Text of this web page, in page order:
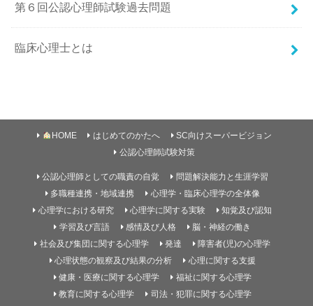
第６回公認心理師試験過去問題
臨床心理士とは
HOME はじめてのかたへ
SC向けスーパービジョン
公認心理師試験対策
公認心理師としての職責の自覚
問題解決能力と生涯学習
多職種連携・地域連携
心理学・臨床心理学の全体像
心理学における研究
心理学に関する実験
知覚及び認知
学習及び言語
感情及び人格
脳・神経の働き
社会及び集団に関する心理学
発達
障害者(児)の心理学
心理状態の観察及び結果の分析
心理に関する支援
健康・医療に関する心理学
福祉に関する心理学
教育に関する心理学
司法・犯罪に関する心理学